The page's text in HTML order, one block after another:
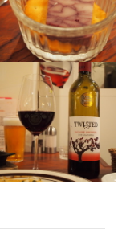
□■
時）出勤と朝はゆ
慮します。
円）に加え、忙し
□■
時）出勤と朝はゆ
慮します。
円）に加え、忙し
円）」を平等に支
の銀行交渉から、
□■
時）出勤と朝はゆ
慮します。
円）に加え、忙し
円）」を平等に支